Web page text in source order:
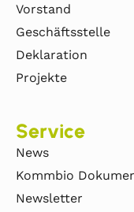
Vorstand
Geschäftsstelle
Deklaration
Projekte
Service
News
Kommbio
Newsletter